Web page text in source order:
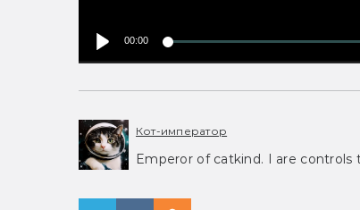
00:00
Кот-император
Emperor of catkind. I are controls